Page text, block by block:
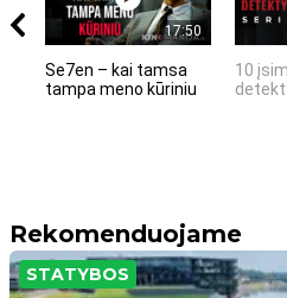
17:50
Se7en – kai tamsa
tampa meno kūriniu
10
Rekomenduojame
STATYBOS